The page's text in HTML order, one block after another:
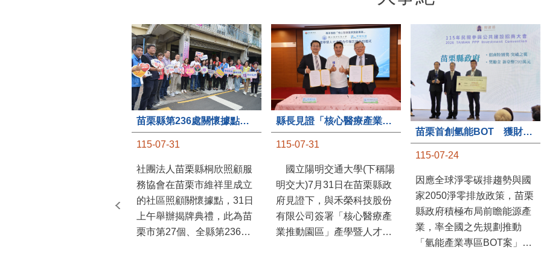
苗栗縣第236處關懷據點在苗栗市維祥里揭牌
115-07-31
社團法人苗栗縣桐欣照顧服
務協會在苗栗市維祥里成立
的社區照顧關懷據點，31日
上午舉辦揭牌典禮，此為苗
栗市第27個、全縣第236處
縣長見證「核心醫療產業推動園區」產學合作簽約儀式
115-07-31
國立陽明交通大學(下稱陽
明交大)7月31日在苗栗縣政
府見證下，與禾榮科技股份
有限公司簽署「核心醫療產
業推動園區」產學暨人才培
苗栗首創氫能BOT 獲財政部「突破之翼」肯定
115-07-24
因應全球淨零碳排趨勢與國
家2050淨零排放政策，苗栗
縣政府積極布局前瞻能源產
業，率全國之先規劃推動
「氫能產業專區BOT案」，